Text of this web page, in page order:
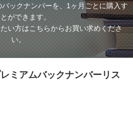
バックナンバーを、1ヶ月ごとに購入す
ができます。
い方はこちらからお買い求めくださ
い。
ミアムバックナンバーリス